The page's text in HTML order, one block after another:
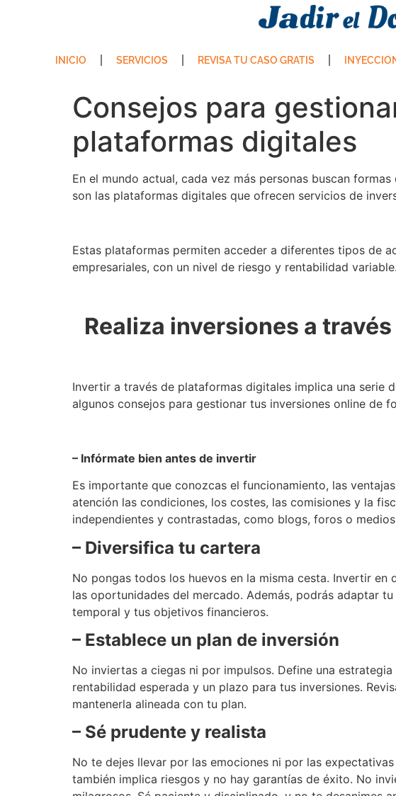
INICIO SERVICIOS REVISA TU CASO GRATIS
Consejos para
plataformas digitales
En el mundo actual, cada vez más personas buscan
son las plataformas digitales que ofrecen servicios de
Estas plataformas permiten acceder a diferentes tipos de
empresariales, con un nivel de riesgo y rentabilidad variable.
Realiza inversiones a
Invertir a través de plataformas digitales implica una serie
algunos consejos para gestionar tus inversiones online de
– Infórmate bien antes de invertir
Es importante que conozcas el funcionamiento, las
atención las condiciones, los costes, las comisiones y la
independientes y contrastadas, como blogs, foros o
– Diversifica tu cartera
No pongas todos los huevos en la misma cesta. Invertir
las oportunidades del mercado. Además, podrás adaptar
temporal y tus objetivos financieros.
– Establece un plan de inversión
No inviertas a ciegas ni por impulsos. Define una
rentabilidad esperada y un plazo para tus inversiones.
mantenerla alineada con tu plan.
– Sé prudente y realista
No te dejes llevar por las emociones ni por las
también implica riesgos y no hay garantías de éxito. No